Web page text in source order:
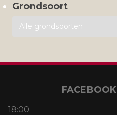
Grondsoort
18:00
FACEBOOK